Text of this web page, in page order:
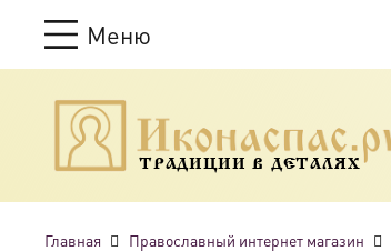
Меню
ТРАДИЦИИ В ДЕТАЛЯХ
Главная Православный интернет магазин